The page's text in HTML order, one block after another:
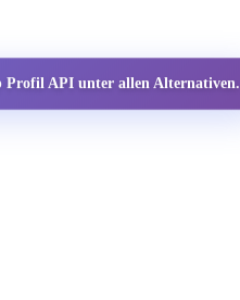
Profil API unter allen Alternativen.